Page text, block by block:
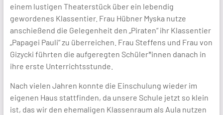
einem lustigen Theaterstück über ein lebendig
gewordenes Klassentier. Frau Hübner Myska nutze
anschießend die Gelegenheit den „Piraten“ ihr Klassentier
„Papagei Pauli“ zu überreichen. Frau Steffens und Frau von
Gizycki führten die aufgeregten Schüler*innen danach in
ihre erste Unterrichtsstunde.
Nach vielen Jahren konnte die Einschulung wieder im
eigenen Haus stattfinden, da unsere Schule jetzt so klein
ist, das wir den ehemaligen Klassenraum als Aula nutzen